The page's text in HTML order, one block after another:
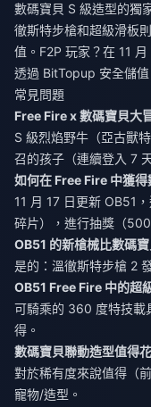
數碼寶貝 S 級造型的獨
徹斯特步槍和超級滑板
值。F2P 玩家？在 11
透過 BitTopup 安全儲值
常見問題
Free Fire x 數碼寶貝大
S 級烈焰野牛（亞古獸
召的孩子（連續登入 7
如何在 Free Fire 中獲得
11 月 17 日更新 OB51
碎片），進行抽獎（
OB51 的新槍械比數碼
是的：溫徹斯特步槍 2
OB51 Free Fire 中的超
可騎乘的 360 度特技
得。
數碼寶貝聯動造型值得
對於稀有度來說值得（
寵物/造型。